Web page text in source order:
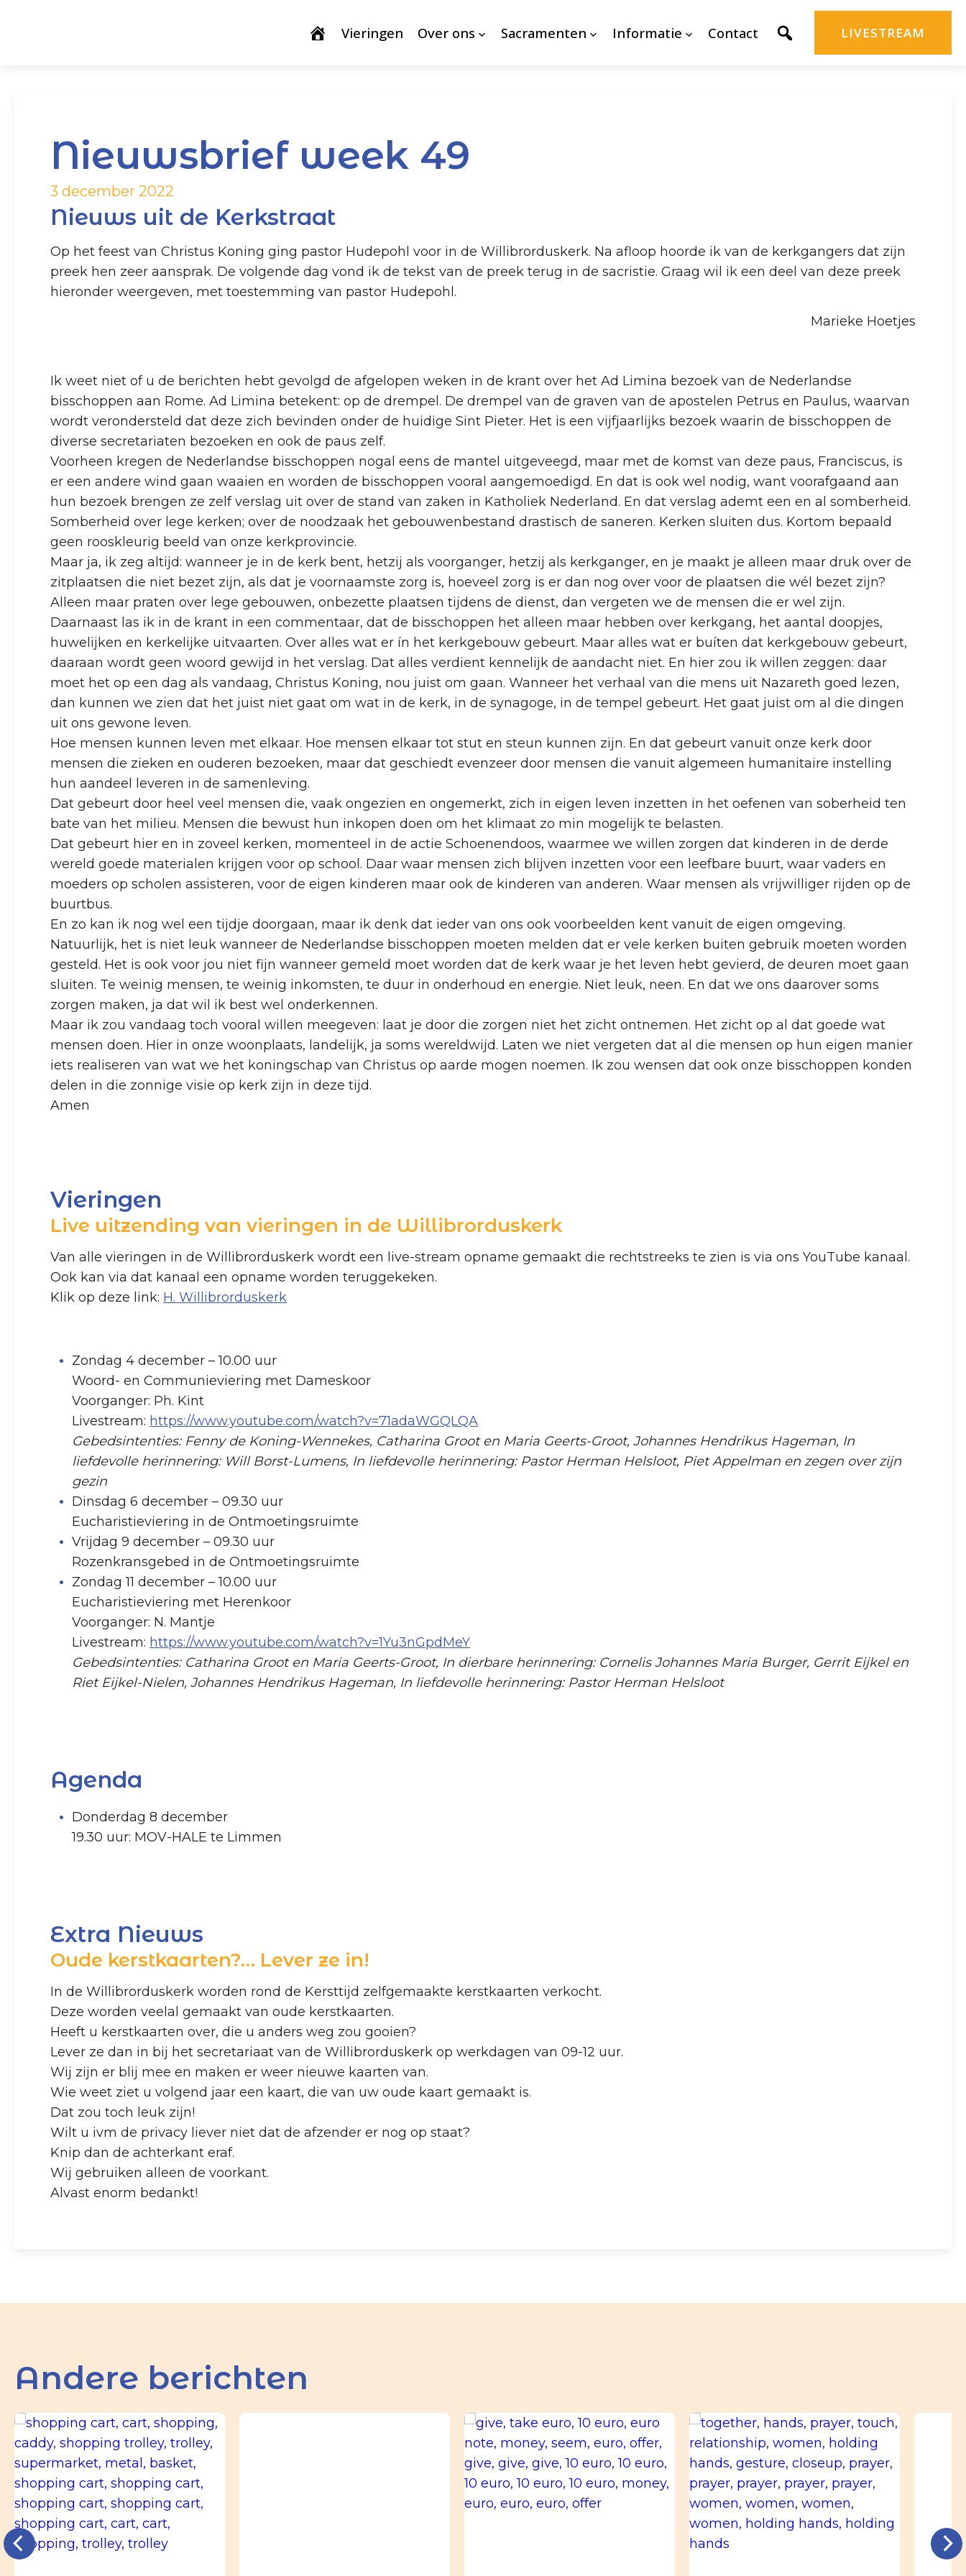
Vieringen Over ons Sacramenten Informatie Contact LIVESTREAM
Nieuwsbrief week 49
3 december 2022
Nieuws uit de Kerkstraat
Op het feest van Christus Koning ging pastor Hudepohl voor in de Willibrorduskerk. Na afloop hoorde ik van de kerkgangers dat zijn
preek hen zeer aansprak. De volgende dag vond ik de tekst van de preek terug in de sacristie. Graag wil ik een deel van deze preek
hieronder weergeven, met toestemming van pastor Hudepohl.
Marieke Hoetjes
Ik weet niet of u de berichten hebt gevolgd de afgelopen weken in de krant over het Ad Limina bezoek van de Nederlandse
bisschoppen aan Rome. Ad Limina betekent: op de drempel. De drempel van de graven van de apostelen Petrus en Paulus, waarvan
wordt verondersteld dat deze zich bevinden onder de huidige Sint Pieter. Het is een vijfjaarlijks bezoek waarin de bisschoppen de
diverse secretariaten bezoeken en ook de paus zelf.
Voorheen kregen de Nederlandse bisschoppen nogal eens de mantel uitgeveegd, maar met de komst van deze paus, Franciscus, is
er een andere wind gaan waaien en worden de bisschoppen vooral aangemoedigd. En dat is ook wel nodig, want voorafgaand aan
hun bezoek brengen ze zelf verslag uit over de stand van zaken in Katholiek Nederland. En dat verslag ademt een en al somberheid.
Somberheid over lege kerken; over de noodzaak het gebouwenbestand drastisch de saneren. Kerken sluiten dus. Kortom bepaald
geen rooskleurig beeld van onze kerkprovincie.
Maar ja, ik zeg altijd: wanneer je in de kerk bent, hetzij als voorganger, hetzij als kerkganger, en je maakt je alleen maar druk over de
zitplaatsen die niet bezet zijn, als dat je voornaamste zorg is, hoeveel zorg is er dan nog over voor de plaatsen die wél bezet zijn?
Alleen maar praten over lege gebouwen, onbezette plaatsen tijdens de dienst, dan vergeten we de mensen die er wel zijn.
Daarnaast las ik in de krant in een commentaar, dat de bisschoppen het alleen maar hebben over kerkgang, het aantal doopjes,
huwelijken en kerkelijke uitvaarten. Over alles wat er ín het kerkgebouw gebeurt. Maar alles wat er buíten dat kerkgebouw gebeurt,
daaraan wordt geen woord gewijd in het verslag. Dat alles verdient kennelijk de aandacht niet. En hier zou ik willen zeggen: daar
moet het op een dag als vandaag, Christus Koning, nou juist om gaan. Wanneer het verhaal van die mens uit Nazareth goed lezen,
dan kunnen we zien dat het juist niet gaat om wat in de kerk, in de synagoge, in de tempel gebeurt. Het gaat juist om al die dingen
uit ons gewone leven.
Hoe mensen kunnen leven met elkaar. Hoe mensen elkaar tot stut en steun kunnen zijn. En dat gebeurt vanuit onze kerk door
mensen die zieken en ouderen bezoeken, maar dat geschiedt evenzeer door mensen die vanuit algemeen humanitaire instelling
hun aandeel leveren in de samenleving.
Dat gebeurt door heel veel mensen die, vaak ongezien en ongemerkt, zich in eigen leven inzetten in het oefenen van soberheid ten
bate van het milieu. Mensen die bewust hun inkopen doen om het klimaat zo min mogelijk te belasten.
Dat gebeurt hier en in zoveel kerken, momenteel in de actie Schoenendoos, waarmee we willen zorgen dat kinderen in de derde
wereld goede materialen krijgen voor op school. Daar waar mensen zich blijven inzetten voor een leefbare buurt, waar vaders en
moeders op scholen assisteren, voor de eigen kinderen maar ook de kinderen van anderen. Waar mensen als vrijwilliger rijden op de
buurtbus.
En zo kan ik nog wel een tijdje doorgaan, maar ik denk dat ieder van ons ook voorbeelden kent vanuit de eigen omgeving.
Natuurlijk, het is niet leuk wanneer de Nederlandse bisschoppen moeten melden dat er vele kerken buiten gebruik moeten worden
gesteld. Het is ook voor jou niet fijn wanneer gemeld moet worden dat de kerk waar je het leven hebt gevierd, de deuren moet gaan
sluiten. Te weinig mensen, te weinig inkomsten, te duur in onderhoud en energie. Niet leuk, neen. En dat we ons daarover soms
zorgen maken, ja dat wil ik best wel onderkennen.
Maar ik zou vandaag toch vooral willen meegeven: laat je door die zorgen niet het zicht ontnemen. Het zicht op al dat goede wat
mensen doen. Hier in onze woonplaats, landelijk, ja soms wereldwijd. Laten we niet vergeten dat al die mensen op hun eigen manier
iets realiseren van wat we het koningschap van Christus op aarde mogen noemen. Ik zou wensen dat ook onze bisschoppen konden
delen in die zonnige visie op kerk zijn in deze tijd.
Amen
Vieringen
Live uitzending van vieringen in de Willibrorduskerk
Van alle vieringen in de Willibrorduskerk wordt een live-stream opname gemaakt die rechtstreeks te zien is via ons YouTube kanaal.
Ook kan via dat kanaal een opname worden teruggekeken.
Klik op deze link: H. Willibrorduskerk
Zondag 4 december – 10.00 uur
Woord- en Communieviering met Dameskoor
Voorganger: Ph. Kint
Livestream: https://www.youtube.com/watch?v=71adaWGQLQA
Gebedsintenties: Fenny de Koning-Wennekes, Catharina Groot en Maria Geerts-Groot, Johannes Hendrikus Hageman, In
liefdevolle herinnering: Will Borst-Lumens, In liefdevolle herinnering: Pastor Herman Helsloot, Piet Appelman en zegen over zijn
gezin
Dinsdag 6 december – 09.30 uur
Eucharistieviering in de Ontmoetingsruimte
Vrijdag 9 december – 09.30 uur
Rozenkransgebed in de Ontmoetingsruimte
Zondag 11 december – 10.00 uur
Eucharistieviering met Herenkoor
Voorganger: N. Mantje
Livestream: https://www.youtube.com/watch?v=1Yu3nGpdMeY
Gebedsintenties: Catharina Groot en Maria Geerts-Groot, In dierbare herinnering: Cornelis Johannes Maria Burger, Gerrit Eijkel en
Riet Eijkel-Nielen, Johannes Hendrikus Hageman, In liefdevolle herinnering: Pastor Herman Helsloot
Agenda
Donderdag 8 december
19.30 uur: MOV-HALE te Limmen
Extra Nieuws
Oude kerstkaarten?… Lever ze in!
In de Willibrorduskerk worden rond de Kersttijd zelfgemaakte kerstkaarten verkocht.
Deze worden veelal gemaakt van oude kerstkaarten.
Heeft u kerstkaarten over, die u anders weg zou gooien?
Lever ze dan in bij het secretariaat van de Willibrorduskerk op werkdagen van 09-12 uur.
Wij zijn er blij mee en maken er weer nieuwe kaarten van.
Wie weet ziet u volgend jaar een kaart, die van uw oude kaart gemaakt is.
Dat zou toch leuk zijn!
Wilt u ivm de privacy liever niet dat de afzender er nog op staat?
Knip dan de achterkant eraf.
Wij gebruiken alleen de voorkant.
Alvast enorm bedankt!
Andere berichten